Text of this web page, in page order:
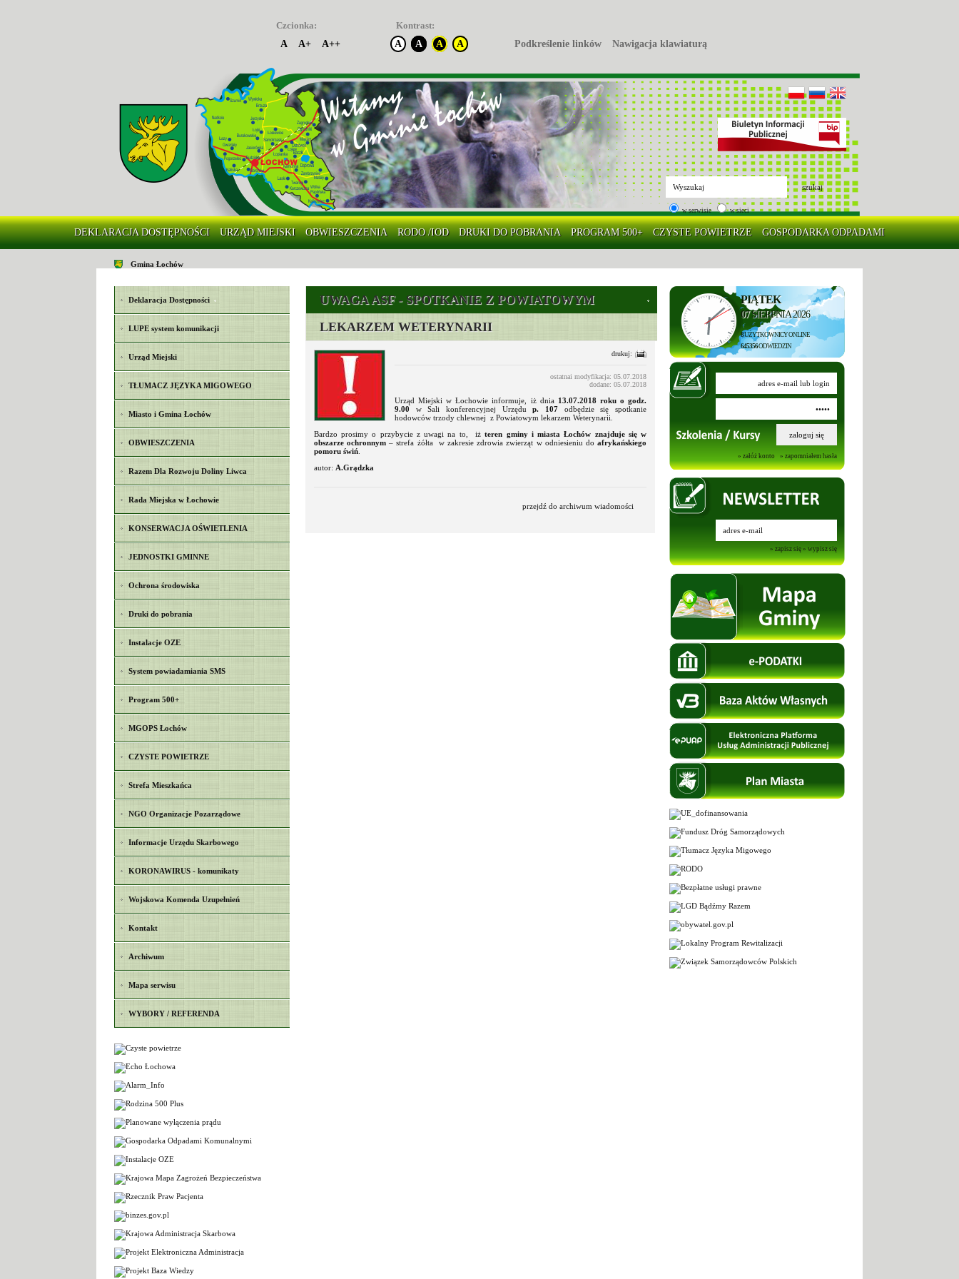
Czcionka:
A
A+ A++
Kontrast:
A
A A A Podkreślenie linków Nawigacja klawiaturą
szukaj
w serwisie w sieci
DEKLARACJA DOSTĘPNOŚCI URZĄD MIEJSKI OBWIESZCZENIA RODO /IOD DRUKI DO POBRANIA PROGRAM 500+ CZYSTE POWIETRZE GOSPODARKA ODPADAMI
Gmina Łochów
Deklaracja Dostępności
LUPE system komunikacji
Urząd Miejski
TŁUMACZ JĘZYKA MIGOWEGO
Miasto i Gmina Łochów
OBWIESZCZENIA
Razem Dla Rozwoju Doliny Liwca
Rada Miejska w Łochowie
KONSERWACJA OŚWIETLENIA
JEDNOSTKI GMINNE
Ochrona środowiska
Druki do pobrania
Instalacje OZE
System powiadamiania SMS
Program 500+
MGOPS Łochów
CZYSTE POWIETRZE
Strefa Mieszkańca
NGO Organizacje Pozarządowe
Informacje Urzędu Skarbowego
KORONAWIRUS - komunikaty
Wojskowa Komenda Uzupełnień
Kontakt
Archiwum
Mapa serwisu
WYBORY / REFERENDA
UWAGA ASF - SPOTKANIE Z POWIATOWYM
LEKARZEM WETERYNARII
drukuj:
ostatnai modyfikacja: 05.07.2018
dodane: 05.07.2018
Urząd Miejski w Łochowie informuje, iż dnia 13.07.2018 roku o godz.
9.00 w Sali konferencyjnej Urzędup. 107 odbędzie się spotkanie
hodowców trzody chlewnej z Powiatowym lekarzem Weterynarii.
Bardzo prosimy o przybycie z uwagi na to, iżteren gminy i miasta Łochów znajduje się w
obszarze ochronnym – strefa żółta w zakresie zdrowia zwierząt w odniesieniu do afrykańskiego
pomoru świń
autor: A.Grądzka
przejdź do archiwum wiadomości
PIĄTEK
07SIERPNIA 2026
8UŻYTKOWNICY ONLINE
645356ODWIEDZIN
» załóż konto » zapomniałem hasła
» zapisz się » wypisz się